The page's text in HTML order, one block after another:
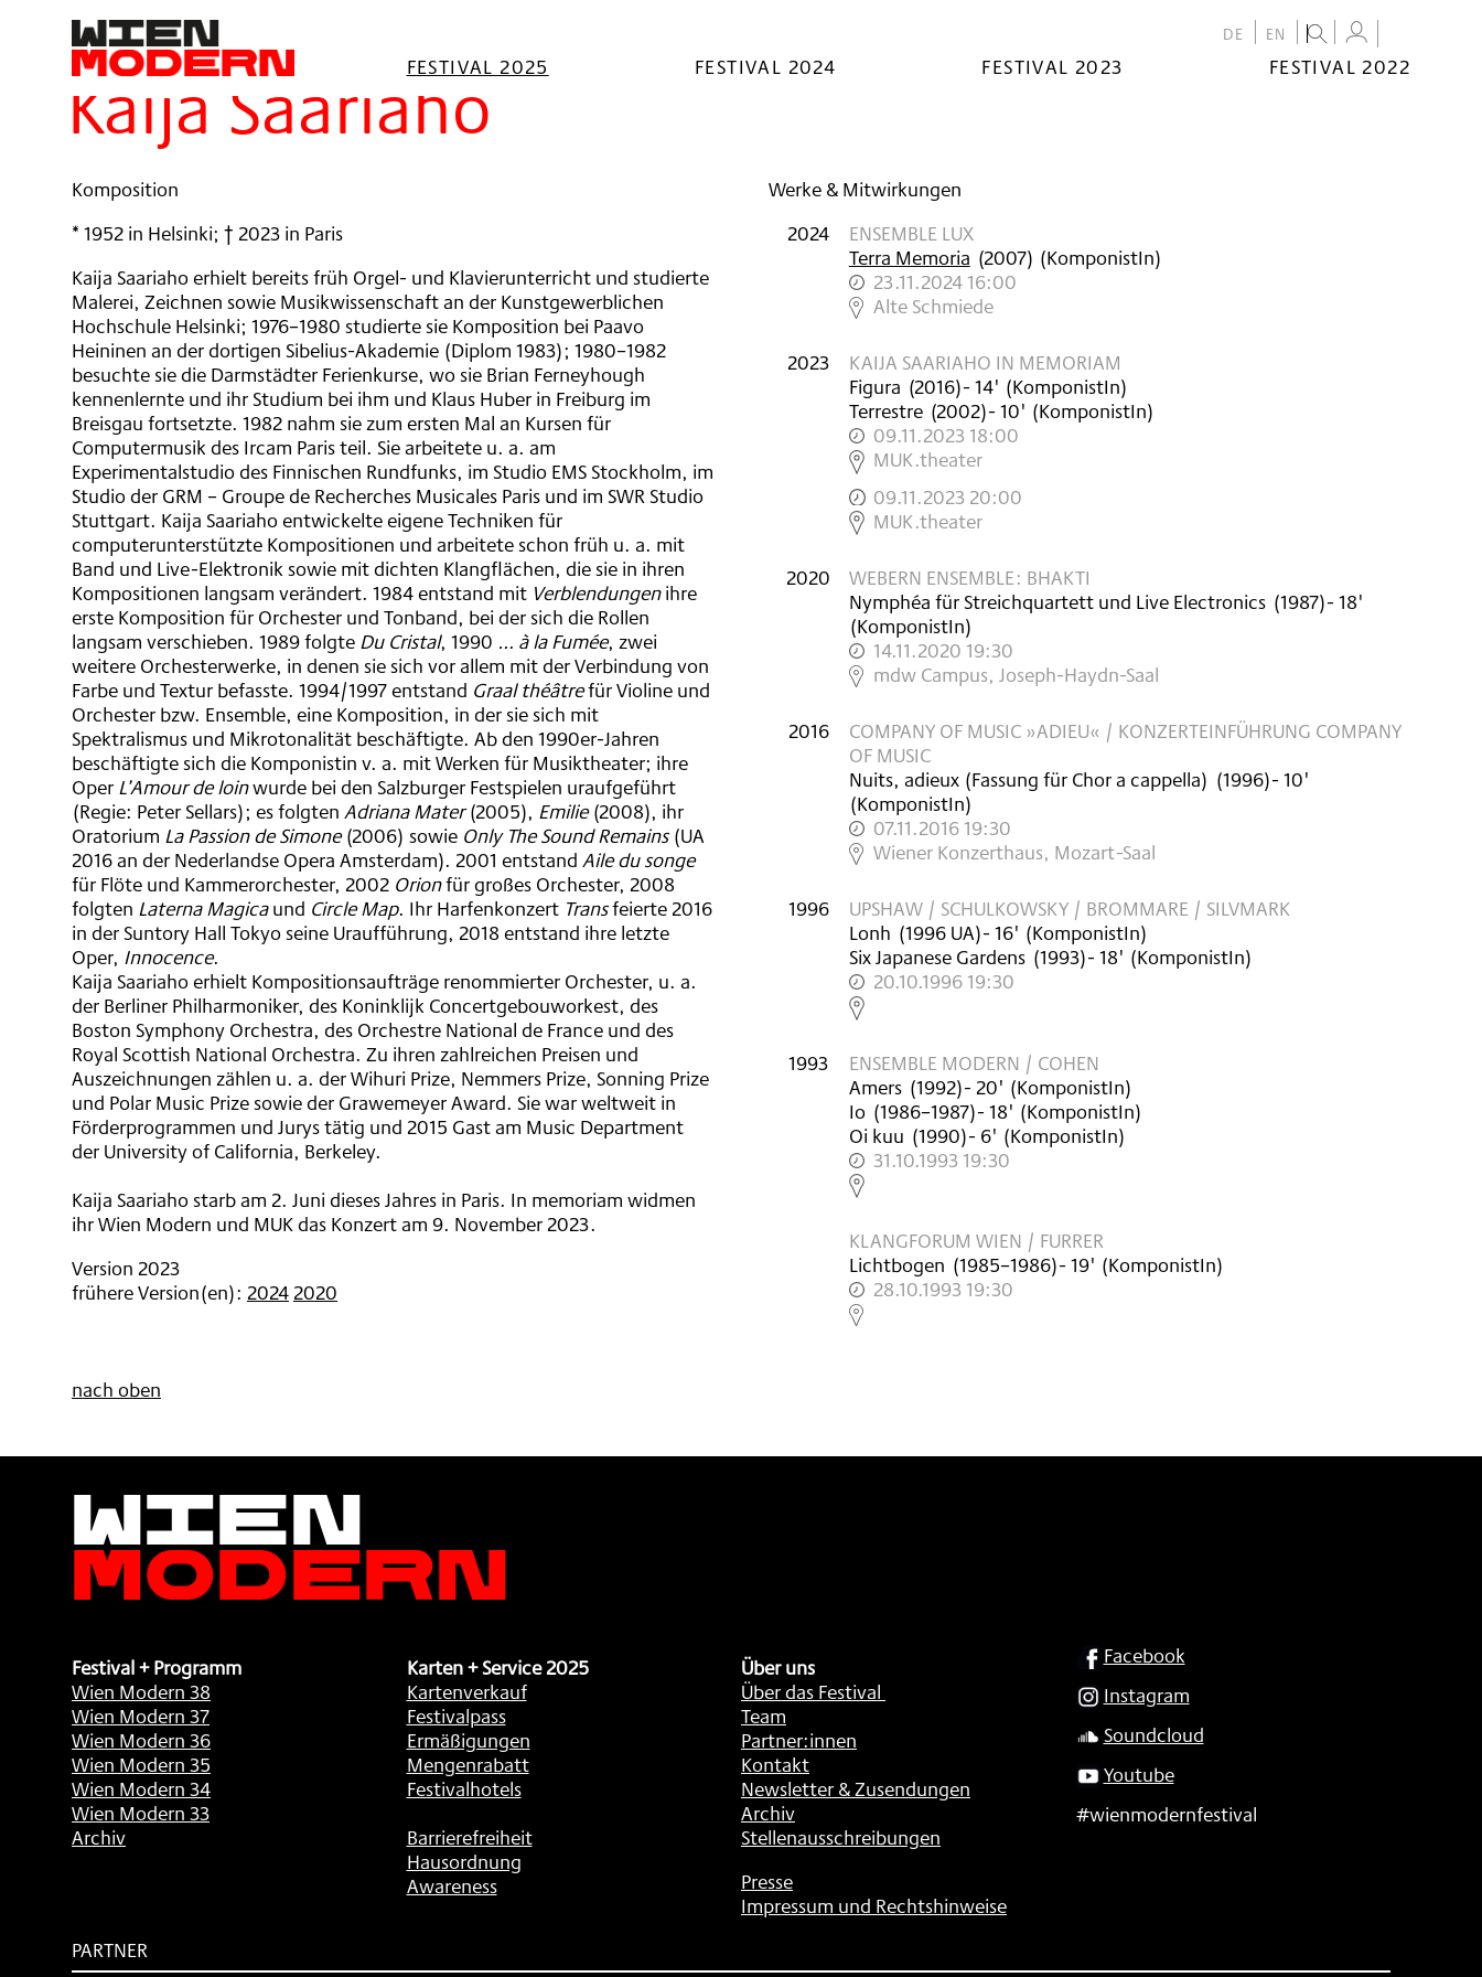
springen
DE EN
FESTIVAL 2025 FESTIVAL 2024 FESTIVAL 2023 FESTIVAL 2022
Filter
Kaija Saariaho
Komposition
* 1952 in Helsinki; † 2023 in Paris
Kaija Saariaho erhielt bereits früh Orgel- und Klavierunterricht und studierte
Malerei, Zeichnen sowie Musikwissenschaft an der Kunstgewerblichen
Hochschule Helsinki; 1976–1980 studierte sie Komposition bei Paavo
Heininen an der dortigen Sibelius-Akademie (Diplom 1983); 1980–1982
besuchte sie die Darmstädter Ferienkurse, wo sie Brian Ferneyhough
kennenlernte und ihr Studium bei ihm und Klaus Huber in Freiburg im
Breisgau fortsetzte. 1982 nahm sie zum ersten Mal an Kursen für
Computermusik des Ircam Paris teil. Sie arbeitete u. a. am
Experimentalstudio des Finnischen Rundfunks, im Studio EMS Stockholm, im
Studio der GRM – Groupe de Recherches Musicales Paris und im SWR Studio
Stuttgart. Kaija Saariaho entwickelte eigene Techniken für
computerunterstützte Kompositionen und arbeitete schon früh u. a. mit
Band und Live-Elektronik sowie mit dichten Klangflächen, die sie in ihren
Kompositionen langsam verändert. 1984 entstand mit Verblendungenihre
erste Komposition für Orchester und Tonband, bei der sich die Rollen
langsam verschieben. 1989 folgteDu Cristal, 1990 … à la Fumée, zwei
weitere Orchesterwerke, in denen sie sich vor allem mit der Verbindung von
Farbe und Textur befasste. 1994/1997 entstand Graal théâtrefür Violine und
Orchester bzw. Ensemble, eine Komposition, in der sie sich mit
Spektralismus und Mikrotonalität beschäftigte. Ab den 1990er-Jahren
beschäftigte sich die Komponistin v. a. mit Werken für Musiktheater; ihre
OperL’Amour de loinwurde bei den Salzburger Festspielen uraufgeführt
(Regie: Peter Sellars); es folgtenAdriana Mater(2005), Emilie(2008), ihr
Oratorium La Passion de Simone(2006) sowie Only The Sound Remains(UA
2016 an der Nederlandse Opera Amsterdam). 2001 entstandAile du songe
für Flöte und Kammerorchester, 2002 Orionfür großes Orchester, 2008
folgten Laterna Magicaund Circle Map. Ihr Harfenkonzert Transfeierte 2016
in der Suntory Hall Tokyo seine Uraufführung, 2018 entstand ihre letzte
Oper, Innocence.
Kaija Saariaho erhielt Kompositionsaufträge renommierter Orchester, u. a.
der Berliner Philharmoniker, des Koninklijk Concertgebouworkest, des
Boston Symphony Orchestra, des Orchestre National de France und des
Royal Scottish National Orchestra. Zu ihren zahlreichen Preisen und
Auszeichnungen zählen u. a. der Wihuri Prize, Nemmers Prize, Sonning Prize
und Polar Music Prize sowie der Grawemeyer Award. Sie war weltweit in
Förderprogrammen und Jurys tätig und 2015 Gast am Music Department
der University of California, Berkeley.
Kaija Saariaho starb am 2. Juni dieses Jahres in Paris. In memoriam widmen
ihr Wien Modern und MUK das Konzert am 9. November 2023.
Version 2023
frühere Version(en): 20242020
Werke & Mitwirkungen
2024
ENSEMBLE LUX
Terra Memoria (2007) (KomponistIn)
23.11.2024 16:00
,
Alte Schmiede
2023
KAIJA SAARIAHO IN MEMORIAM
Figura (2016)- 14' (KomponistIn)
Terrestre (2002)- 10' (KomponistIn)
09.11.2023 18:00
,
MUK.theater
09.11.2023 20:00
,
MUK.theater
2020
WEBERN ENSEMBLE: BHAKTI
Nymphéa für Streichquartett und Live Electronics (1987)- 18'
(KomponistIn)
14.11.2020 19:30
,
mdw Campus, Joseph-Haydn-Saal
2016
COMPANY OF MUSIC »ADIEU« / KONZERTEINFÜHRUNG COMPANY
OF MUSIC
Nuits, adieux (Fassung für Chor a cappella) (1996)- 10'
(KomponistIn)
07.11.2016 19:30
,
Wiener Konzerthaus, Mozart-Saal
1996
UPSHAW / SCHULKOWSKY / BROMMARE / SILVMARK
Lonh (1996UA)- 16' (KomponistIn)
Six Japanese Gardens (1993)- 18' (KomponistIn)
20.10.1996 19:30
,
1993
ENSEMBLE MODERN / COHEN
Amers (1992)- 20' (KomponistIn)
Io (1986–1987)- 18' (KomponistIn)
Oi kuu (1990)- 6' (KomponistIn)
31.10.1993 19:30
,
KLANGFORUM WIEN / FURRER
Lichtbogen (1985–1986)- 19' (KomponistIn)
28.10.1993 19:30
,
nach oben
Wien
Modern
Festival + Programm
Wien Modern 38
Wien Modern 37
Wien Modern 36
Wien Modern 35
Wien Modern 34
Wien Modern 33
Archiv
Karten + Service 2025
Kartenverkauf
Festivalpass
Ermäßigungen
Mengenrabatt
Festivalhotels
Barrierefreiheit
Hausordnung
Awareness
Über uns
Über das Festival
Team
Partner:innen
Kontakt
Newsletter & Zusendungen
Archiv
Stellenausschreibungen
Presse
Impressum und Rechtshinweise
SOCIAL
Facebook
Instagram
Soundcloud
Youtube
#wienmodernfestival
PARTNER